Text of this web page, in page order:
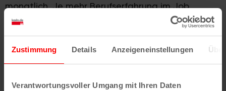
Zustimmung Details Anzeigeneinstellungen
Verantwortungsvoller Umgang mit Ihren Daten
monatlich. Je mehr Berufserfahrung im Job
gesammelt wird, desto höher ist nachher auch
Ausbildungsmöglichkeiten im